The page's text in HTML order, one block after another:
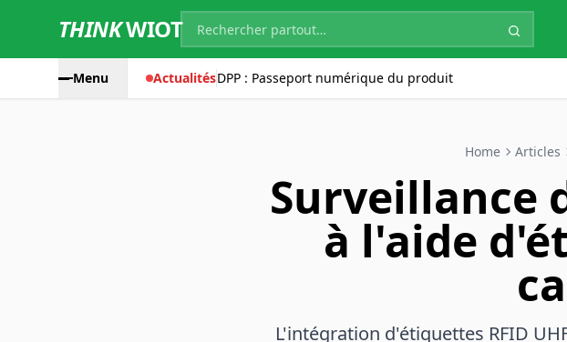
THINKWIOT
Menu ActualitésDPP : Passeport numérique du produit
Home Articles
Surveillance
à l'aide
L'intégration d'étiquettes RFID